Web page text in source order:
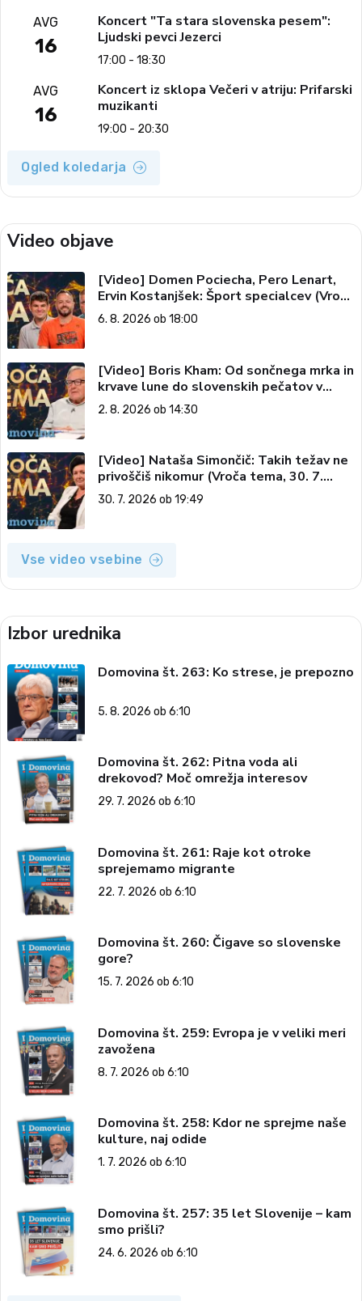
AVG
16
Koncert "Ta stara slovenska pesem":
Ljudski pevci Jezerci
17:00 - 18:30
AVG
16
Koncert iz sklopa Večeri v atriju: Prifarski
muzikanti
19:00 - 20:30
Ogled koledarja
Video objave
[Video] Domen Pociecha, Pero Lenart,
Ervin Kostanjšek: Šport specialcev (Vroča
tema, 6. 8. 2026)
6. 8. 2026 ob 18:00
[Video] Boris Kham: Od sončnega mrka in
krvave lune do slovenskih pečatov v
vesolju (Vroča tema, 2. 8. 2026)
2. 8. 2026 ob 14:30
[Video] Nataša Simončič: Takih težav ne
privoščiš nikomur (Vroča tema, 30. 7.
2026)
30. 7. 2026 ob 19:49
Vse video vsebine
Izbor urednika
Domovina št. 263: Ko strese, je prepozno
5. 8. 2026 ob 6:10
Domovina št. 262: Pitna voda ali
drekovod? Moč omrežja interesov
29. 7. 2026 ob 6:10
Domovina št. 261: Raje kot otroke
sprejemamo migrante
22. 7. 2026 ob 6:10
Domovina št. 260: Čigave so slovenske
gore?
15. 7. 2026 ob 6:10
Domovina št. 259: Evropa je v veliki meri
zavožena
8. 7. 2026 ob 6:10
Domovina št. 258: Kdor ne sprejme naše
kulture, naj odide
1. 7. 2026 ob 6:10
Domovina št. 257: 35 let Slovenije – kam
smo prišli?
24. 6. 2026 ob 6:10